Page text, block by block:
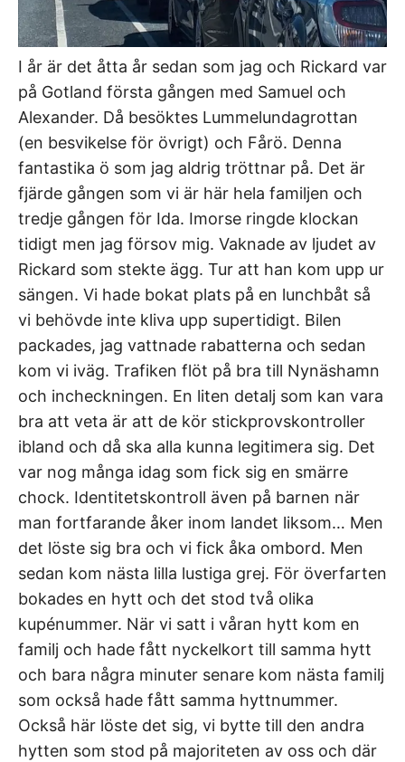
I år är det åtta år sedan som jag och Rickard var
på Gotland första gången med Samuel och
Alexander. Då besöktes Lummelundagrottan
(en besvikelse för övrigt) och Fårö. Denna
fantastika ö som jag aldrig tröttnar på. Det är
fjärde gången som vi är här hela familjen och
tredje gången för Ida. Imorse ringde klockan
tidigt men jag försov mig. Vaknade av ljudet av
Rickard som stekte ägg. Tur att han kom upp ur
sängen. Vi hade bokat plats på en lunchbåt så
vi behövde inte kliva upp supertidigt. Bilen
packades, jag vattnade rabatterna och sedan
kom vi iväg. Trafiken flöt på bra till Nynäshamn
och incheckningen. En liten detalj som kan vara
bra att veta är att de kör stickprovskontroller
ibland och då ska alla kunna legitimera sig. Det
var nog många idag som fick sig en smärre
chock. Identitetskontroll även på barnen när
man fortfarande åker inom landet liksom… Men
det löste sig bra och vi fick åka ombord. Men
sedan kom nästa lilla lustiga grej. För överfarten
bokades en hytt och det stod två olika
kupénummer. När vi satt i våran hytt kom en
familj och hade fått nyckelkort till samma hytt
och bara några minuter senare kom nästa familj
som också hade fått samma hyttnummer.
Också här löste det sig, vi bytte till den andra
hytten som stod på majoriteten av oss och där